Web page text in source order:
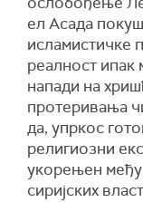
ел Асада
исламистичке
реалност ипак
напади на
протеривања
да, упркос
религиозни
укорењен
сиријских